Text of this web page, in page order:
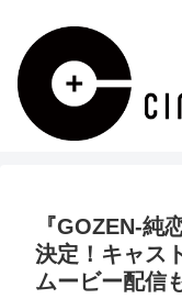
『GOZEN-純
決定！キャス
ムービー配信